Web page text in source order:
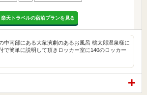
楽天トラベルの宿泊プランを見る
中南部にある大衆演劇のあるお風呂 桃太郎温泉様に
で簡単に説明して頂きロッカー室に140のロッカー